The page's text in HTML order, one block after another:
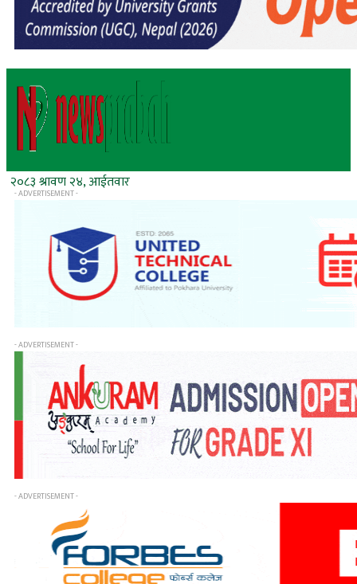
२०८३ श्रावण २४, आईतवार
- ADVERTISEMENT -
- ADVERTISEMENT -
- ADVERTISEMENT -